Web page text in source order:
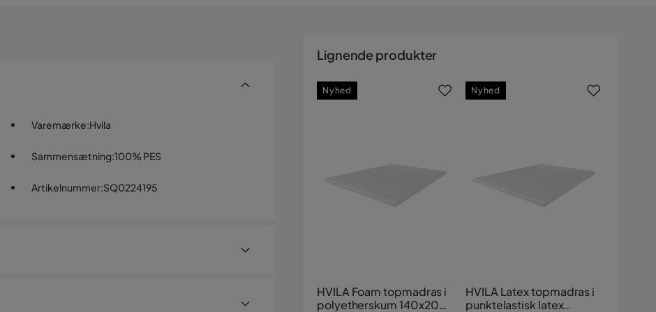
Varemærke:Hvila
Sammensætning:100% PES
Artikelnummer:SQ0224195
Lignende produkter
HVILA Foam topmadras i
polyetherskum 140x200
Nyhed
HVILA Latex topmadras i
punktelastisk latex
Nyhed